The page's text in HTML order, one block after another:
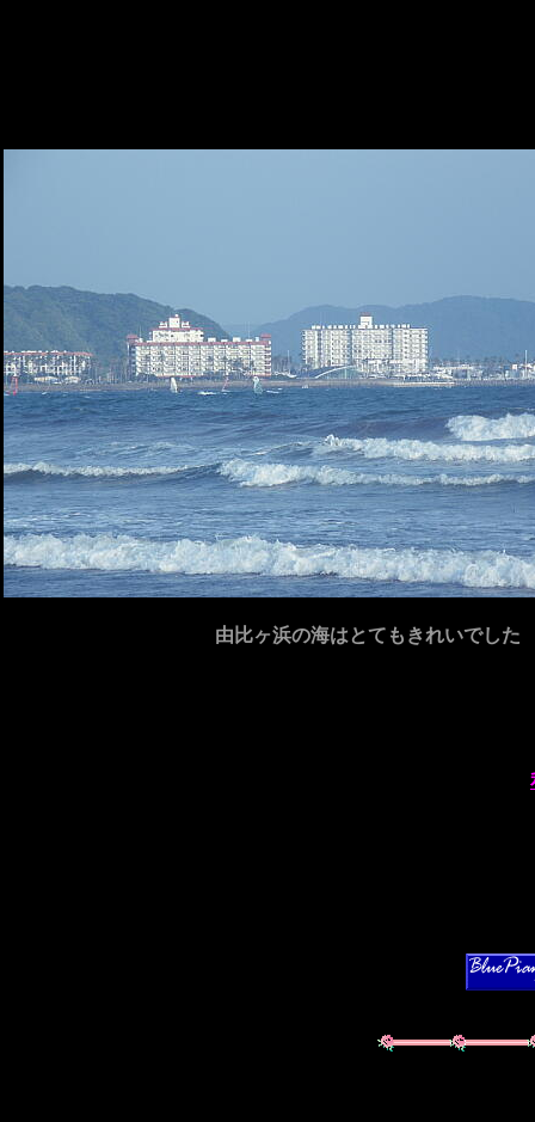
由比ヶ浜の海はとてもきれいでした